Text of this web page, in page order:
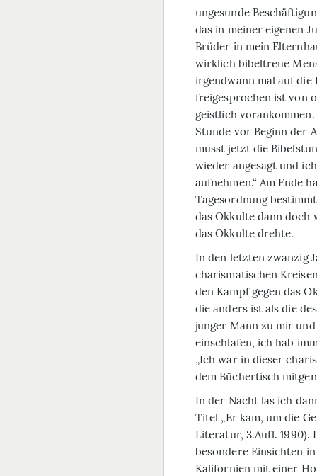
ungesunde
das in meiner eigenen
Brüder in mein
wirklich bibeltreue
irgendwann mal auf die
freigesprochen ist von
geistlich
Stunde vor Beginn der
musst jetzt die
wieder angesagt und
aufnehmen.“ Am Ende
Tagesordnung
das Okkulte dann doch
das Okkulte drehte.
In den letzten zwanzig
charismatischen
den Kampf gegen das
die anders ist als die
junger Mann zu mir
einschlafen, ich hab
„Ich war in dieser
dem Büchertisch
In der Nacht las ich
Titel „Er kam, um die
Literatur, 3.Aufl. 1990).
besondere Einsichten
Kalifornien mit einer